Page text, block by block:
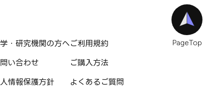
PageTop
・研究機関の方へ
い合わせ
情報保護方針
ご利用規約
ご購入方法
よくあるご質問